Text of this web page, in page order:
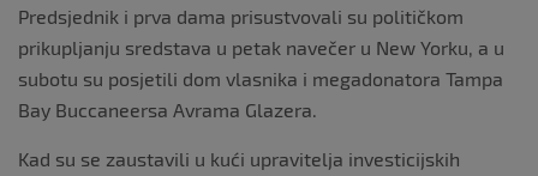
Predsjednik i prva dama prisustvovali su političkom
prikupljanju sredstava u petak navečer u New Yorku, a u
subotu su posjetili dom vlasnika i megadonatora Tampa
Bay Buccaneersa Avrama Glazera.
Kad su se zaustavili u kući upravitelja investicijskih